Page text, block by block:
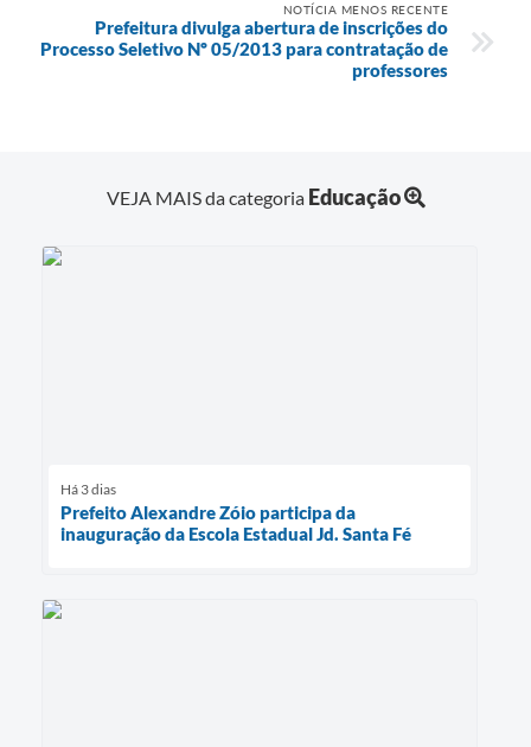
NOTÍCIA MENOS RECENTE
Prefeitura divulga abertura de inscrições do
Processo Seletivo Nº 05/2013 para contratação de
professores
VEJA MAIS da categoria Educação
Há 3 dias
Prefeito Alexandre Zóio participa da
inauguração da Escola Estadual Jd. Santa Fé